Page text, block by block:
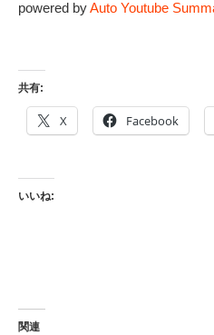
powered byAuto Youtube
共有:
X Facebook
いいね:
関連